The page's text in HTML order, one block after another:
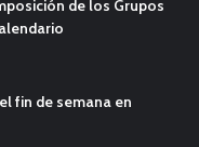
de los Grupos
fin de semana en